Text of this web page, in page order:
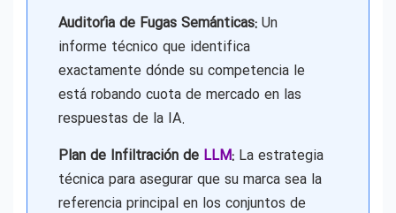
Auditoría de Fugas Semánticas: Un
informe técnico que identifica
exactamente dónde su competencia le
está robando cuota de mercado en las
respuestas de la IA.
Plan de Infiltración de LLM: La estrategia
técnica para asegurar que su marca sea la
referencia principal en los conjuntos de